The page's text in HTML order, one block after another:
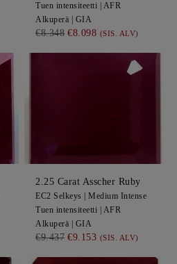
Tuen intensiteetti | AFR
Alkuperä | GIA
€8.348 €8.098 (SIS. ALV)
2.25 Carat Asscher Ruby
EC2 Selkeys | Medium Intense
Tuen intensiteetti | AFR
Alkuperä | GIA
€9.437 €9.153 (SIS. ALV)